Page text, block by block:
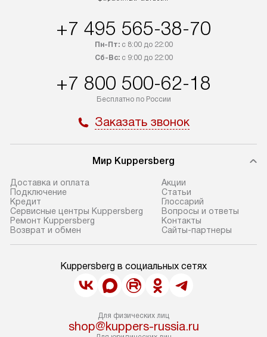
+7 495 565-38-70
Пн-Пт:с 8:00 до 22:00
Сб-Вс:с 9:00 до 22:00
+7 800 500-62-18
Бесплатно по России
Заказать звонок
Мир Kuppersberg
Доставка и оплата
Подключение
Кредит
Сервисные центры Kuppersberg
Ремонт Kuppersberg
Возврат и обмен
Акции
Cтатьи
Глоссарий
Вопросы и ответы
Контакты
Сайты-партнеры
Kuppersberg в социальных сетях
Для физических лиц
shop@kuppers-russia.ru